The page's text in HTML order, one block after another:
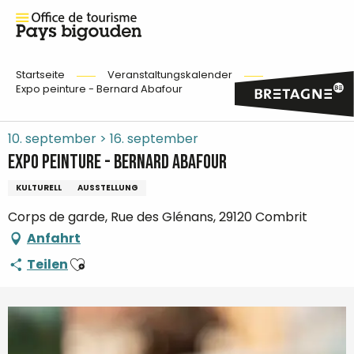
Startseite
Veranstaltungskalender
Expo peinture - Bernard Abafour
10. september > 16. september
Expo peinture - Bernard Abafour
KULTURELL AUSSTELLUNG
Corps de garde, Rue des Glénans, 29120 Combrit
Anfahrt
TeilenAjouter aux favoris